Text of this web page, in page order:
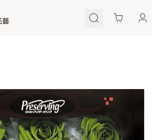
Cart